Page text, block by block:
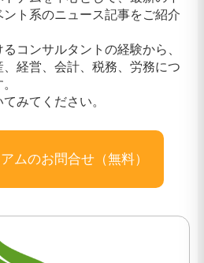
ト系のニュース記事をご紹介
コンサルタントの経験から、
経営、会計、税務、労務につ
みてください。
ムのお問合せ（無料）